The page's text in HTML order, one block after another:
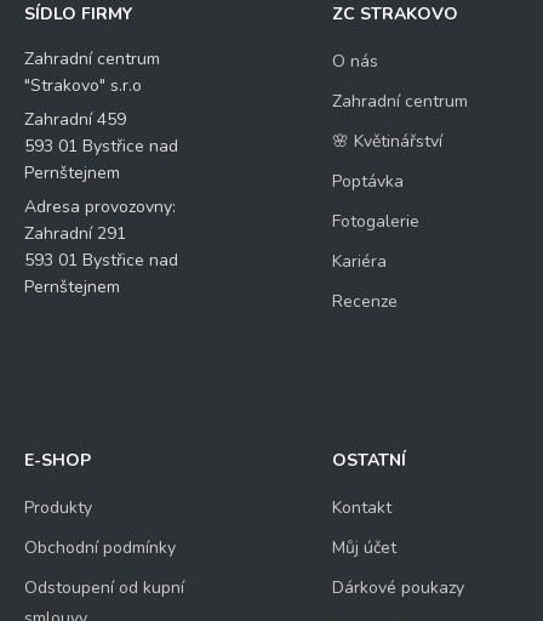
SÍDLO FIRMY
Zahradní centrum
"Strakovo" s.r.o
Zahradní 459
593 01 Bystřice nad
Pernštejnem
Adresa provozovny:
Zahradní 291
593 01 Bystřice nad
Pernštejnem
ZC STRAKOVO
O nás
Zahradní centrum
🌸 Květinářství
Poptávka
Fotogalerie
Kariéra
Recenze
E-SHOP
Produkty
Obchodní podmínky
Odstoupení od kupní
OSTATNÍ
Kontakt
Můj účet
Dárkové poukazy